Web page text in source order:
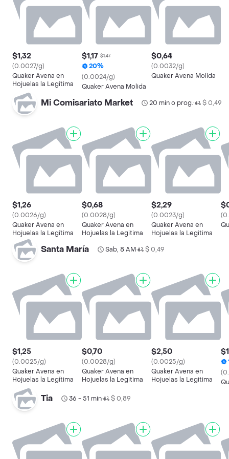
$1,32
(0.0027/g)
Quaker Avena en
Hojuelas la Legítima
$1,17 $1,47
20%
(0.0024/g)
Quaker Avena Molida
$0,64
(0.0032/g)
Quaker Avena Molida
Mi Comisariato Market 20 min o prog.• $ 0,49
$1,26
(0.0026/g)
Quaker Avena en
Hojuelas la Legítima
$0,68
(0.0028/g)
Quaker Avena en
Hojuelas la Legitima
$2,29
(0.0023/g)
Quaker Avena en
Hojuelas la Legitima
Santa María Sab, 8 AM• $ 0,49
$1,25
(0.0025/g)
Quaker Avena en
Hojuelas la Legítima
$0,70
(0.0028/g)
Quaker Avena en
Hojuelas la Legitima
$2,50
(0.0025/g)
Quaker Avena en
Hojuelas la Legitima
Tia 36 - 51 min• $ 0,89